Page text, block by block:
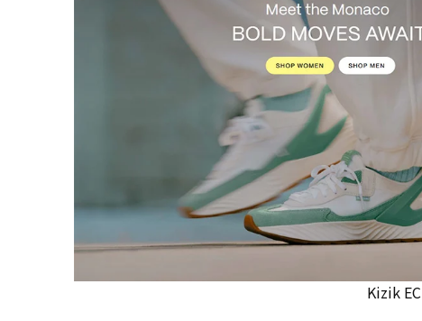
Kizik EC